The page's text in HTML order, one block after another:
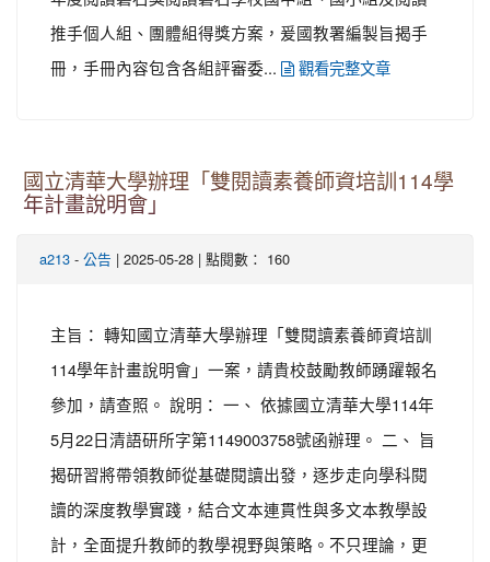
推手個人組、團體組得獎方案，爰國教署編製旨揭手
冊，手冊內容包含各組評審委...
觀看完整文章
國立清華大學辦理「雙閱讀素養師資培訓114學
年計畫說明會」
a213 - 公告 | 2025-05-28 | 點閱數： 160
主旨： 轉知國立清華大學辦理「雙閱讀素養師資培訓
114學年計畫說明會」一案，請貴校鼓勵教師踴躍報名
參加，請查照。 說明： 一、 依據國立清華大學114年
5月22日清語研所字第1149003758號函辦理。 二、 旨
揭研習將帶領教師從基礎閱讀出發，逐步走向學科閱
讀的深度教學實踐，結合文本連貫性與多文本教學設
計，全面提升教師的教學視野與策略。不只理論，更